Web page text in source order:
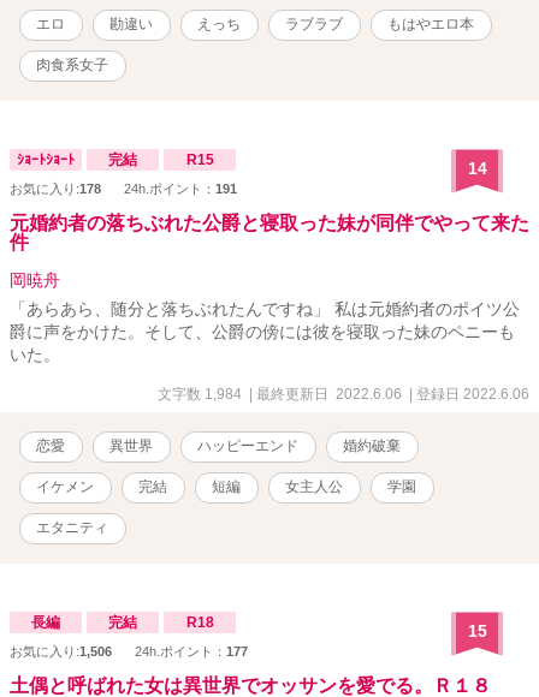
エロ 勘違い えっち ラブラブ もはやエロ本
肉食系女子
ｼｮｰﾄｼｮｰﾄ 完結 R15
お気に入り:178 24h.ポイント： 191
14
元婚約者の落ちぶれた公爵と寝取った妹が同伴でやって来た
件
岡暁舟
「あらあら、随分と落ちぶれたんですね」 私は元婚約者のポイツ公
爵に声をかけた。そして、公爵の傍には彼を寝取った妹のペニーも
いた。
文字数 1,984 | 最終更新日 2022.6.06 | 登録日 2022.6.06
恋愛 異世界 ハッピーエンド 婚約破棄
イケメン 完結 短編 女主人公 学園
エタニティ
長編 完結 R18
お気に入り:1,506 24h.ポイント： 177
15
土偶と呼ばれた女は異世界でオッサンを愛でる。Ｒ１８